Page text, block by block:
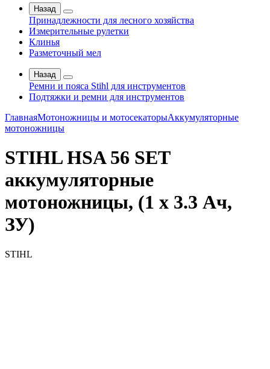
Назад
Принадлежности для лесного хозяйства
Измерительные рулетки
Клинья
Разметочный мел
Назад
Ремни и пояса Stihl для инструментов
Подтяжки и ремни для инструментов
ГлавнаяМотоножницы и мотосекаторыАккумуляторные
мотоножницы
STIHL HSA 56 SET
аккумуляторные
мотоножницы, (1 x 3.3 Ач,
ЗУ)
STIHL